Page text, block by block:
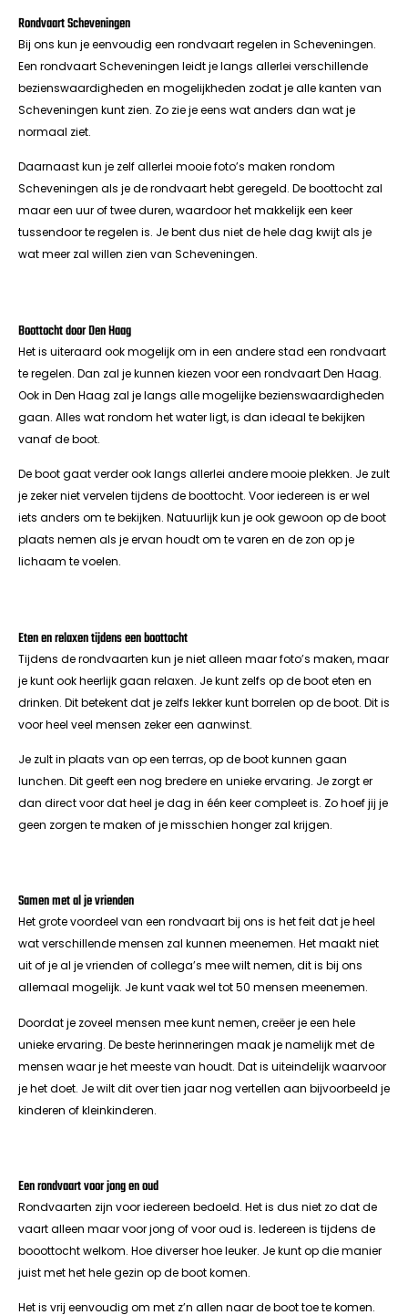
Rondvaart Scheveningen
Bij ons kun je eenvoudig een rondvaart regelen in Scheveningen.
Een rondvaart Scheveningen leidt je langs allerlei verschillende
bezienswaardigheden en mogelijkheden zodat je alle kanten van
Scheveningen kunt zien. Zo zie je eens wat anders dan wat je
normaal ziet.
Daarnaast kun je zelf allerlei mooie foto’s maken rondom
Scheveningen als je de rondvaart hebt geregeld. De boottocht zal
maar een uur of twee duren, waardoor het makkelijk een keer
tussendoor te regelen is. Je bent dus niet de hele dag kwijt als je
wat meer zal willen zien van Scheveningen.
Boottocht door Den Haag
Het is uiteraard ook mogelijk om in een andere stad een rondvaart
te regelen. Dan zal je kunnen kiezen voor een rondvaart Den Haag.
Ook in Den Haag zal je langs alle mogelijke bezienswaardigheden
gaan. Alles wat rondom het water ligt, is dan ideaal te bekijken
vanaf de boot.
De boot gaat verder ook langs allerlei andere mooie plekken. Je zult
je zeker niet vervelen tijdens de boottocht. Voor iedereen is er wel
iets anders om te bekijken. Natuurlijk kun je ook gewoon op de boot
plaats nemen als je ervan houdt om te varen en de zon op je
lichaam te voelen.
Eten en relaxen tijdens een boottocht
Tijdens de rondvaarten kun je niet alleen maar foto’s maken, maar
je kunt ook heerlijk gaan relaxen. Je kunt zelfs op de boot eten en
drinken. Dit betekent dat je zelfs lekker kunt borrelen op de boot. Dit is
voor heel veel mensen zeker een aanwinst.
Je zult in plaats van op een terras, op de boot kunnen gaan
lunchen. Dit geeft een nog bredere en unieke ervaring. Je zorgt er
dan direct voor dat heel je dag in één keer compleet is. Zo hoef jij je
geen zorgen te maken of je misschien honger zal krijgen.
Samen met al je vrienden
Het grote voordeel van een rondvaart bij ons is het feit dat je heel
wat verschillende mensen zal kunnen meenemen. Het maakt niet
uit of je al je vrienden of collega’s mee wilt nemen, dit is bij ons
allemaal mogelijk. Je kunt vaak wel tot 50 mensen meenemen.
Doordat je zoveel mensen mee kunt nemen, creëer je een hele
unieke ervaring. De beste herinneringen maak je namelijk met de
mensen waar je het meeste van houdt. Dat is uiteindelijk waarvoor
je het doet. Je wilt dit over tien jaar nog vertellen aan bijvoorbeeld je
kinderen of kleinkinderen.
Een rondvaart voor jong en oud
Rondvaarten zijn voor iedereen bedoeld. Het is dus niet zo dat de
vaart alleen maar voor jong of voor oud is. Iedereen is tijdens de
booottocht welkom. Hoe diverser hoe leuker. Je kunt op die manier
juist met het hele gezin op de boot komen.
Het is vrij eenvoudig om met z’n allen naar de boot toe te komen.